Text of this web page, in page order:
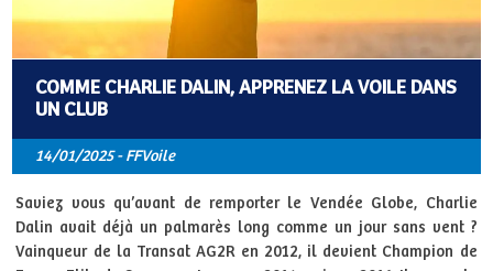
COMME CHARLIE DALIN, APPRENEZ LA VOILE DANS
UN CLUB
14/01/2025 - FFVoile
Saviez vous qu’avant de remporter le Vendée Globe, Charlie
Dalin avait déjà un palmarès long comme un jour sans vent ?
Vainqueur de la Transat AG2R en 2012, il devient Champion de